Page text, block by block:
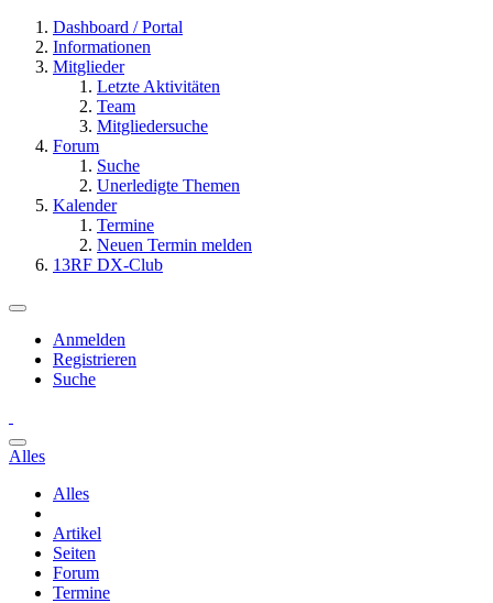
Dashboard / Portal
Informationen
Mitglieder
Letzte Aktivitäten
Team
Mitgliedersuche
Forum
Suche
Unerledigte Themen
Kalender
Termine
Neuen Termin melden
13RF DX-Club
Anmelden
Registrieren
Suche
Alles
Alles
Artikel
Seiten
Forum
Termine